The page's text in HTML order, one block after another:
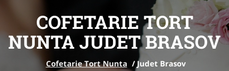
COFETARIE TORT
NUNTA JUDET BRASOV
Cofetarie Tort Nunta /Judet Brasov